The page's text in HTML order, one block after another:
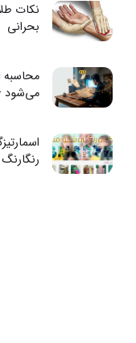
نکات
بحرانی
محاسبه
می‌شود
رنگارنگ